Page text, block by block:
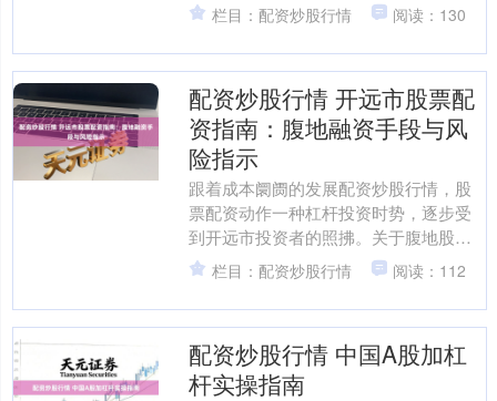
年4月版 20世纪最伟大的社会学家之
一....
栏目：配资炒股行情 阅读：130
配资炒股行情 开远市股票配
资指南：腹地融资手段与风
险指示
跟着成本阛阓的发展配资炒股行情，股
票配资动作一种杠杆投资时势，逐步受
到开远市投资者的照拂。关于腹地股民
而言，合理愚弄配资器具不错放大收
益，但同期也伴跟着较高的风....
栏目：配资炒股行情 阅读：112
配资炒股行情 中国A股加杠
杆实操指南